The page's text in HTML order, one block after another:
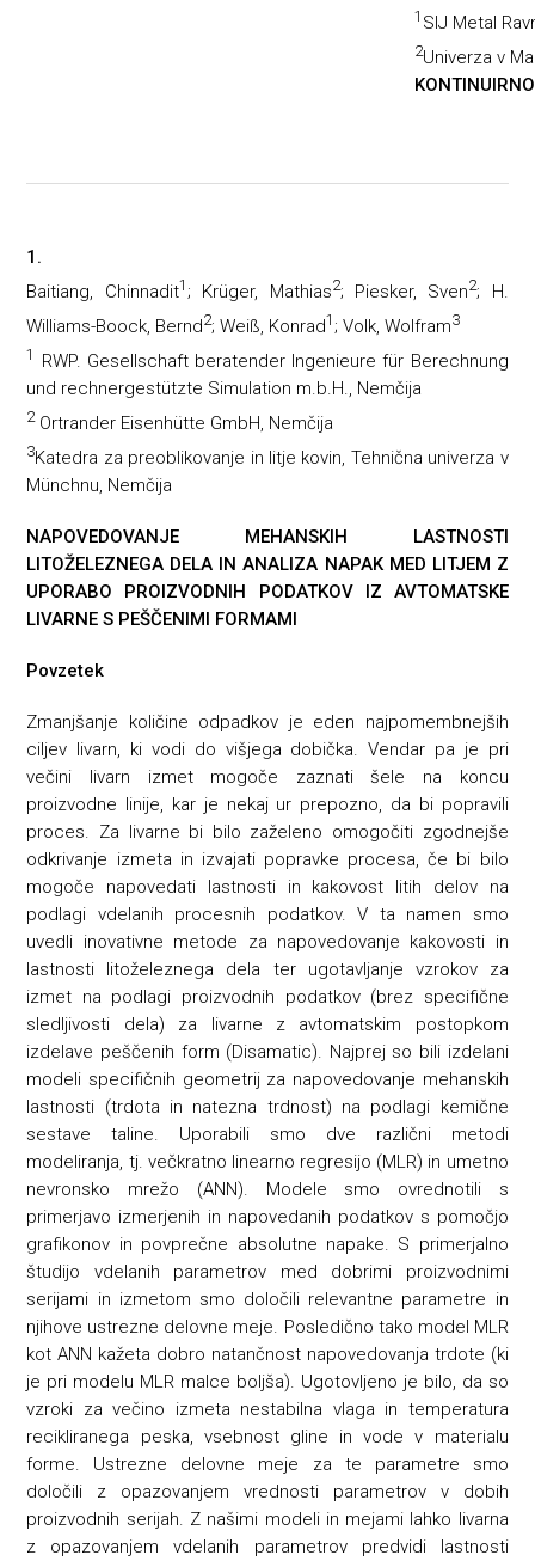
1 SIJ Metal
2Univerza v
1.
Baitiang, Chinnadit1 ; Krüger, Mathias2; Piesker, Sven2; H.
Williams-Boock, Bernd2; Weiß, Konrad1 ; Volk, Wolfram3
1
RWP. Gesellschaft beratender Ingenieure für Berechnung
und rechnergestützte Simulation m.b.H., Nemčija
2Ortrander Eisenhütte GmbH, Nemčija
3Katedra za preoblikovanje in litje kovin, Tehnična univerza v
Münchnu, Nemčija
NAPOVEDOVANJE MEHANSKIH LASTNOSTI
LITOŽELEZNEGA DELA IN ANALIZA NAPAK MED LITJEM Z
UPORABO PROIZVODNIH PODATKOV IZ AVTOMATSKE
LIVARNE S PEŠČENIMI FORMAMI
Povzetek
Zmanjšanje količine odpadkov je eden najpomembnejših
ciljev livarn, ki vodi do višjega dobička. Vendar pa je pri
večini livarn izmet mogoče zaznati šele na koncu
proizvodne linije, kar je nekaj ur prepozno, da bi popravili
proces. Za livarne bi bilo zaželeno omogočiti zgodnejše
odkrivanje izmeta in izvajati popravke procesa, če bi bilo
mogoče napovedati lastnosti in kakovost litih delov na
podlagi vdelanih procesnih podatkov. V ta namen smo
uvedli inovativne metode za napovedovanje kakovosti in
lastnosti litoželeznega dela ter ugotavljanje vzrokov za
izmet na podlagi proizvodnih podatkov (brez specifične
sledljivosti dela) za livarne z avtomatskim postopkom
izdelave peščenih form (Disamatic). Najprej so bili izdelani
modeli specifičnih geometrij za napovedovanje mehanskih
lastnosti (trdota in natezna trdnost) na podlagi kemične
sestave taline. Uporabili smo dve različni metodi
modeliranja, tj. večkratno linearno regresijo (MLR) in umetno
nevronsko mrežo (ANN). Modele smo ovrednotili s
primerjavo izmerjenih in napovedanih podatkov s pomočjo
grafikonov in povprečne absolutne napake. S primerjalno
študijo vdelanih parametrov med dobrimi proizvodnimi
serijami in izmetom smo določili relevantne parametre in
njihove ustrezne delovne meje. Posledično tako model MLR
kot ANN kažeta dobro natančnost napovedovanja trdote (ki
je pri modelu MLR malce boljša). Ugotovljeno je bilo, da so
vzroki za večino izmeta nestabilna vlaga in temperatura
recikliranega peska, vsebnost gline in vode v materialu
forme. Ustrezne delovne meje za te parametre smo
določili z opazovanjem vrednosti parametrov v dobih
proizvodnih serijah. Z našimi modeli in mejami lahko livarna
z opazovanjem vdelanih parametrov predvidi lastnosti